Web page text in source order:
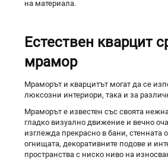
на материала.
Естествен кварцит
мрамор
Мраморът и кварцитът могат да се
люксозни интериори, така и за
Мраморът е известен със своята
гладко визуално движение и вечно
изглежда прекрасно в бани, стенната
огнищата, декоративните подове и
пространства с ниско ниво на